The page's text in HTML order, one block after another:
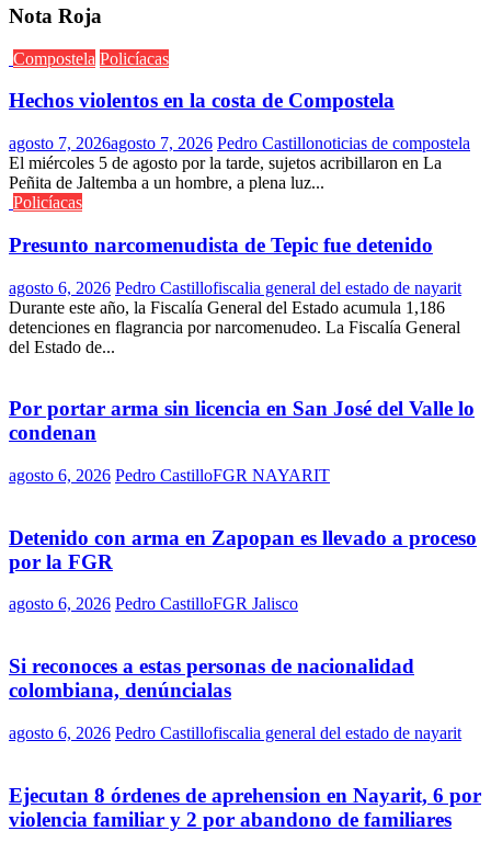
Nota Roja
Compostela Policíacas
Hechos violentos en la costa de Compostela
agosto 7, 2026agosto 7, 2026 Pedro Castillonoticias de compostela
El miércoles 5 de agosto por la tarde, sujetos acribillaron en La
Peñita de Jaltemba a un hombre, a plena luz...
Policíacas
Presunto narcomenudista de Tepic fue detenido
agosto 6, 2026 Pedro Castillofiscalia general del estado de nayarit
Durante este año, la Fiscalía General del Estado acumula 1,186
detenciones en flagrancia por narcomenudeo. La Fiscalía General
del Estado de...
Por portar arma sin licencia en San José del Valle lo
condenan
agosto 6, 2026 Pedro CastilloFGR NAYARIT
Detenido con arma en Zapopan es llevado a proceso
por la FGR
agosto 6, 2026 Pedro CastilloFGR Jalisco
Si reconoces a estas personas de nacionalidad
colombiana, denúncialas
agosto 6, 2026 Pedro Castillofiscalia general del estado de nayarit
Ejecutan 8 órdenes de aprehension en Nayarit, 6 por
violencia familiar y 2 por abandono de familiares